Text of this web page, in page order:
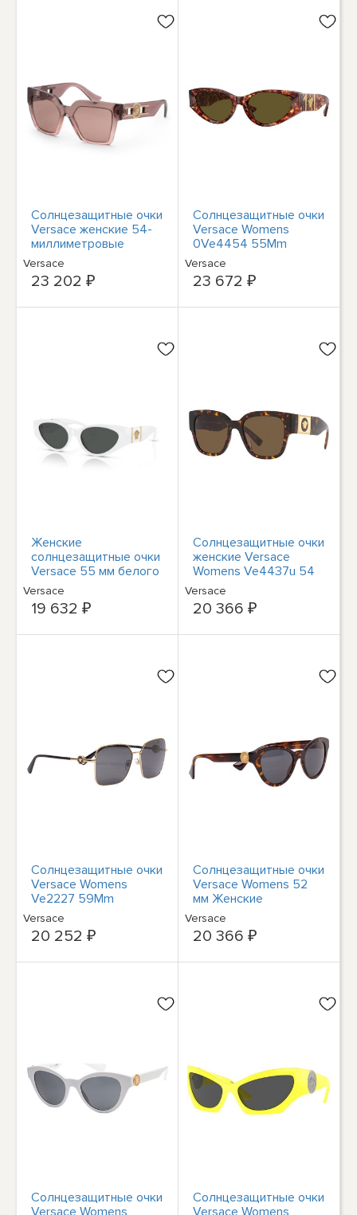
Солнцезащитные очки
Versace женские 54-
миллиметровые
коричневые
прозрачные
солнцезащитные очки
Versace
23 202 ₽
Солнцезащитные очки
Versace Womens
0Ve4454 55Mm
Женские коричневые
Versace
23 672 ₽
Женские
солнцезащитные очки
Versace 55 мм белого
цвета VE4454-314-
87-55
Versace
19 632 ₽
Солнцезащитные очки
женские Versace
Womens Ve4437u 54
мм
Versace
20 366 ₽
Солнцезащитные очки
Versace Womens
Ve2227 59Mm
Женские
Versace
20 252 ₽
Солнцезащитные очки
Versace Womens 52
мм Женские
Versace
20 366 ₽
Солнцезащитные очки
Versace Womens
Солнцезащитные очки
Versace Womens